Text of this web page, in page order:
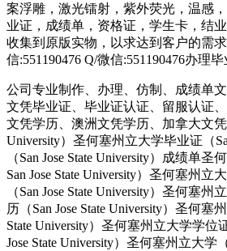
案浮雕，激光镭射，紫外荧光，温感
业证，成绩单，资格证，学生卡，结
收集到原版实物，以求达到客户的需
信:551190476 Q/微信:551190476办理
公司专业制作、办理、仿制、成绩单
文凭毕业证、毕业证认证、留服认证
文凭学历、澳洲文凭学历、加拿大文凭
University）圣何塞州立大学毕业证（
（San Jose State University）成绩单
San Jose State University）圣何塞州立
（San Jose State University）圣何塞
历（San Jose State University）圣何塞
State University）圣何塞州立大学学位
Jose State University）圣何塞州立大学